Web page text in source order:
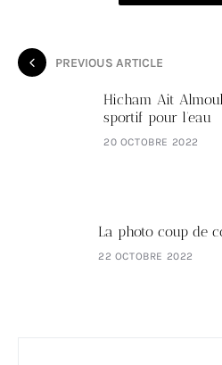
PREVIOUS ARTICLE
Hicham Ait
sportif pour l’eau
20 OCTOBRE 2022
La photo coup de
22 OCTOBRE 2022